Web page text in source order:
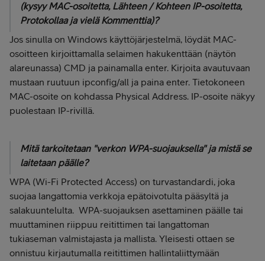
(kysyy MAC-osoitetta, Lähteen / Kohteen IP-osoitetta,
Protokollaa ja vielä Kommenttia)?
Jos sinulla on Windows käyttöjärjestelmä, löydät MAC-
osoitteen kirjoittamalla selaimen hakukenttään (näytön
alareunassa) CMD ja painamalla enter. Kirjoita avautuvaan
mustaan ruutuun ipconfig/all ja paina enter. Tietokoneen
MAC-osoite on kohdassa Physical Address. IP-osoite näkyy
puolestaan IP-rivillä.
Mitä tarkoitetaan "verkon WPA-suojauksella" ja mistä se
laitetaan päälle?
WPA (Wi-Fi Protected Access) on turvastandardi, joka
suojaa langattomia verkkoja epätoivotulta pääsyltä ja
salakuuntelulta. WPA-suojauksen asettaminen päälle tai
muuttaminen riippuu reitittimen tai langattoman
tukiaseman valmistajasta ja mallista. Yleisesti ottaen se
onnistuu kirjautumalla reitittimen hallintaliittymään